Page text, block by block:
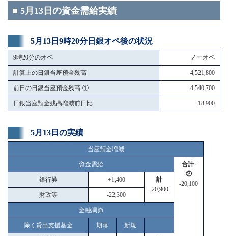
■ 5月13日の資金需給実績
5月13日9時20分日銀オペ後の状況
9時20分のオペ ノーオペ
計算上の日銀当座預金残高 4,521,800
前日の日銀当座預金残高-① 4,540,700
日銀当座預金残高増減前日比 -18,900
5月13日の実績
当座預金増減
資金需給
合計-
②
-20,100
銀行券 +1,400
計
-20,900
財政等 -22,300
金融調節
除く貸出支援基金 期落 新規